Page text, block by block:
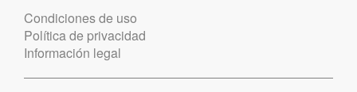
Condiciones de uso
Política de privacidad
Información legal